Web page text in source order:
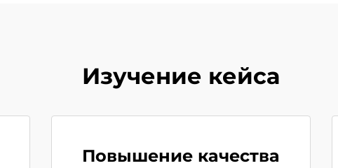
Изучение кейса
Повышение качества